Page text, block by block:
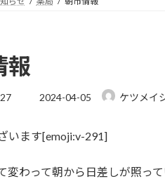
報
最
新
:
2024-04-05 ケツメイ
います[emoji:v-291]
変わって朝から日差しが照って